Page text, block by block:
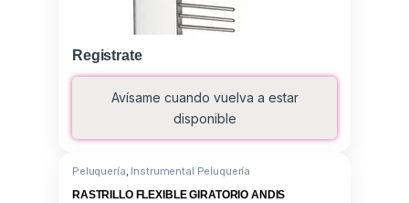
Registrate
Avísame cuando vuelva a estar
disponible
Peluquería, Instrumental Peluquería
RASTRILLO FLEXIBLE GIRATORIO ANDIS